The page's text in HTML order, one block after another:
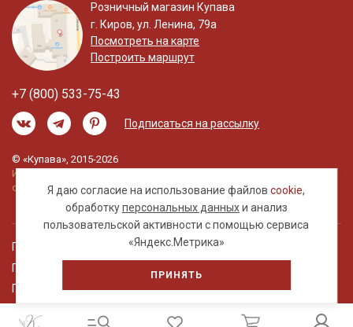
Я даю согласие на использование файловcookie,
обработкуперсональных данныхи анализ
пользовательской активности с помощью сервиса
«Яндекс.Метрика»
ПРИНЯТЬ
Розничный магазин Купава
г. Киров, ул. Ленина, 79а
Посмотреть на карте
Построить маршрут
+7 (800) 533-75-43
Подписаться на рассылку
© «Купава», 2015-2026
Информация на сайте не является публичной
офертой.
Правовая информация
Политика обработки персональных данных
Пользовательское соглашение